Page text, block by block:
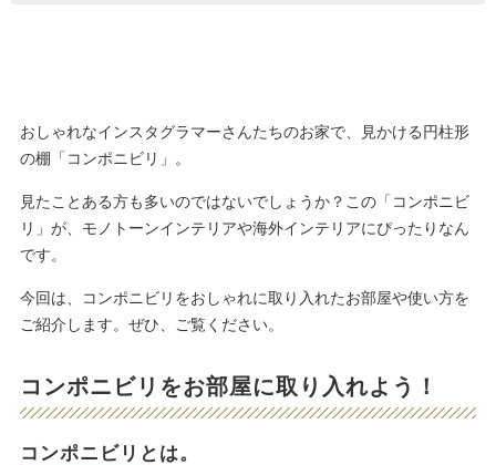
おしゃれなインスタグラマーさんたちのお家で、見かける円柱形
の棚「コンポニビリ」。
見たことある方も多いのではないでしょうか？この「コンポニビ
リ」が、モノトーンインテリアや海外インテリアにぴったりなん
です。
今回は、コンポニビリをおしゃれに取り入れたお部屋や使い方を
ご紹介します。ぜひ、ご覧ください。
コンポニビリをお部屋に取り入れよう！
コンポニビリとは。